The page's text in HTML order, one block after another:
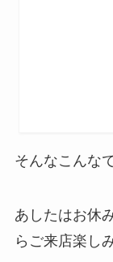
そんなこんな
あしたはお休
らご来店楽し